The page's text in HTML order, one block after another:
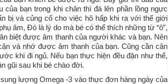
bạn trong khi chân thì đá lên phần lồng ngực
bị và củng cố cho việc hô hấp khi ra với thế giới
âm, Đó là lý do mà bé có thể thích những từ “ô”,
biệt được âm thanh của người khác và bạn. Nên
và nhớ được âm thanh của bạn. Cũng cần cân
khi đi ngủ. Nếu bạn thực hiện đều đặn như thế,
gũi sau khi bé chào đời.
lượng Omega -3 vào thực đơn hàng ngày của